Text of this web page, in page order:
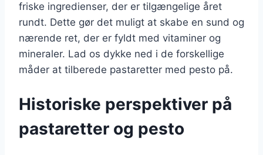
friske ingredienser, der er tilgængelige året
rundt. Dette gør det muligt at skabe en sund og
nærende ret, der er fyldt med vitaminer og
mineraler. Lad os dykke ned i de forskellige
måder at tilberede pastaretter med pesto på.
Historiske perspektiver på
pastaretter og pesto